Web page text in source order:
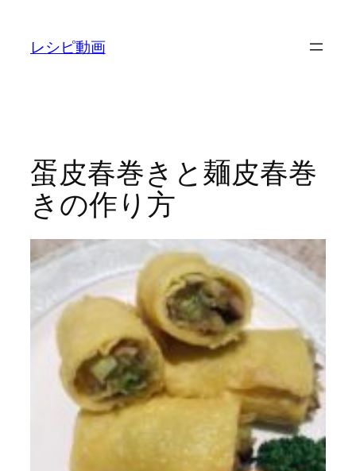
レシピ動画
蛋皮春巻きと麺皮春巻
きの作り方